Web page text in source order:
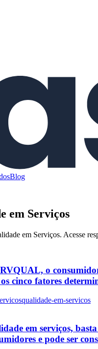
Blog
em Serviços
em Serviços. Acesse
o
cinco fatores
qualidade-em-servicos
em serviços,
e pode ser